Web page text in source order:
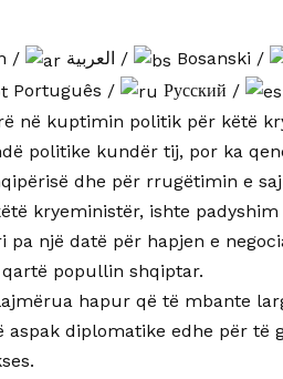
/ العربية / Bosanski /
Português / Русский /
në kuptimin politik për këtë
politike kundër tij, por ka
dhe për rrugëtimin e
kryeministër, ishte padyshim
një datë për hapjen e
popullin shqiptar.
hapur që të mbante
diplomatike edhe për të